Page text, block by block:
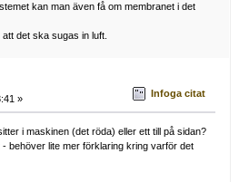
kan man även få om membranet i det
det ska sugas in luft.
» Infoga citat
i maskinen (det röda) eller ett till på sidan?
behöver lite mer förklaring kring varför det